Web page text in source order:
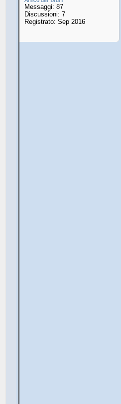
Messaggi: 87
Discussioni: 7
Registrato: Sep 2016